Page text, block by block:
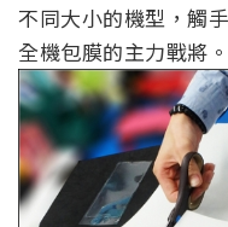
不同大小的機型，觸
全機包膜的主力戰將。